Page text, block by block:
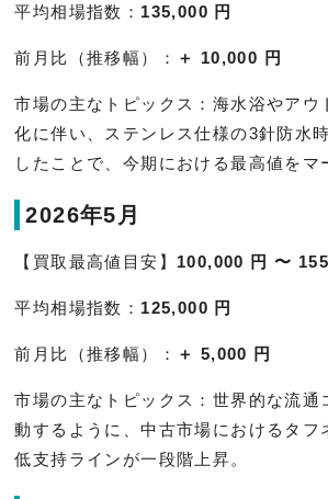
平均相場指数： 135,000 円
前月比（推移幅）： ＋ 10,000 円
市場の主なトピックス：海水浴やアウ
化に伴い、ステンレス仕様の3針防水
したことで、今期における最高値をマ
2026年5月
【買取最高値目安】 100,000 円 〜
平均相場指数： 125,000 円
前月比（推移幅）： ＋ 5,000 円
市場の主なトピックス：世界的な流通
動するように、中古市場におけるタフ
低支持ラインが一段階上昇。